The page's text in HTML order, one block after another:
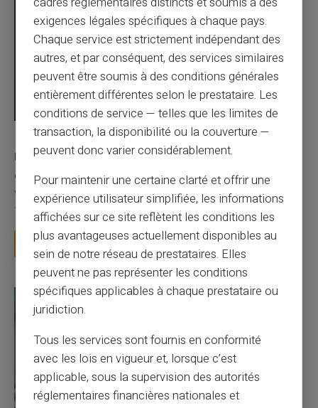
03/08/2026 Veritas Carte prépayée
Une carte bancaire gratuite sans compte, ça
existe ?
Vous avez tapé cette recherche parce que votre banque vous
facture 50 € par an pour une carte que vo...
Lire la suite
exigences légales spécifiques à chaque pays.
Chaque service est strictement indépendant des
autres, et par conséquent, des services similaires
peuvent être soumis à des conditions générales
entièrement différentes selon le prestataire. Les
conditions de service — telles que les limites de
transaction, la disponibilité ou la couverture —
peuvent donc varier considérablement.
Pour maintenir une certaine clarté et offrir une
expérience utilisateur simplifiée, les informations
affichées sur ce site reflètent les conditions les
plus avantageuses actuellement disponibles au
sein de notre réseau de prestataires. Elles
peuvent ne pas représenter les conditions
spécifiques applicables à chaque prestataire ou
juridiction.
Tous les services sont fournis en conformité
avec les lois en vigueur et, lorsque c’est
applicable, sous la supervision des autorités
réglementaires financières nationales et